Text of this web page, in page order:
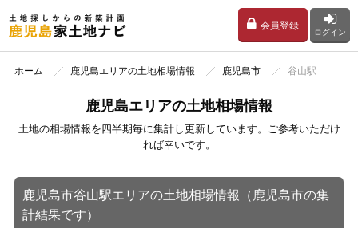
会員登録
ログイン
ホーム 鹿児島エリアの土地相場情報 鹿児島市 谷山駅
鹿児島エリアの土地相場情報
土地の相場情報を四半期毎に集計し更新しています。ご参考いただけ
れば幸いです。
鹿児島市谷山駅エリアの土地相場情報（鹿児島市の集
計結果です）